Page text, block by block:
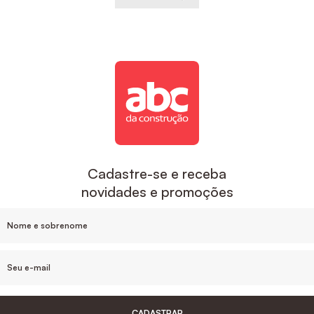
Cadastre-se e receba
novidades e promoções